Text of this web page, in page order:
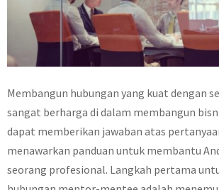
Membangun hubungan yang kuat dengan
sangat berharga di dalam membangun
dapat memberikan jawaban atas
menawarkan panduan untuk membantu
seorang profesional. Langkah pertama